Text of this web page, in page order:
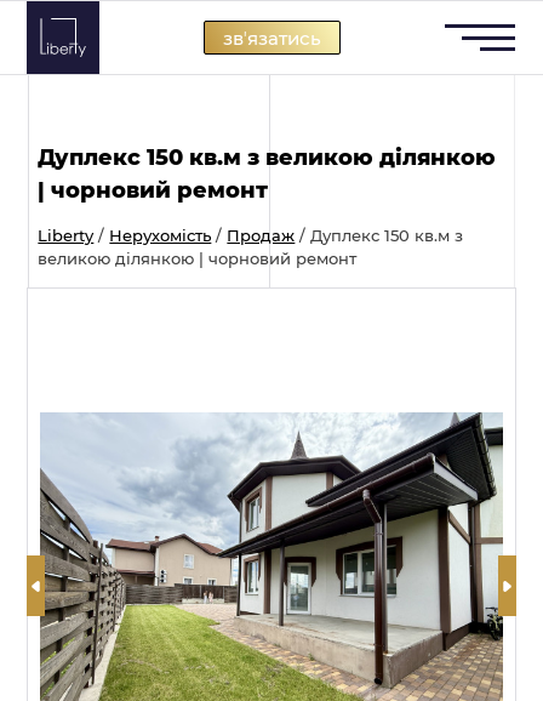
Skip
content
звʼязатись
Дуплекс 150 кв.м з великою ділянкою
| чорновий ремонт
Liberty / Нерухомість / Продаж / Дуплекс 150 кв.м з
великою ділянкою | чорновий ремонт